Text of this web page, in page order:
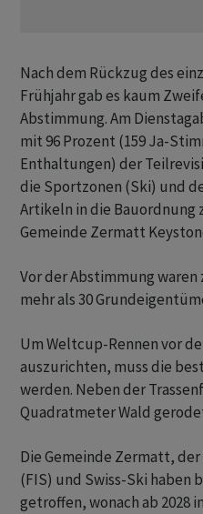
Nach dem Rückzug des
Frühjahr gab es kaum
Abstimmung. Am
mit 96 Prozent (159 Ja-
Enthaltungen) der
die Sportzonen (Ski) und
Artikeln in die Bauordnung
Gemeinde Zermatt
Vor der Abstimmung
mehr als 30
Um Weltcup-Rennen vor
auszurichten, muss die
werden. Neben der
Quadratmeter Wald
Die Gemeinde Zermatt,
(FIS) und Swiss-Ski haben
getroffen, wonach ab 2028